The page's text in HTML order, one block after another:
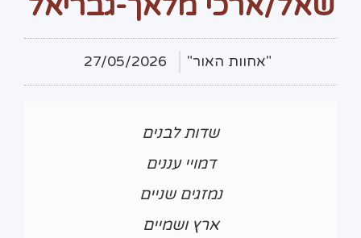
"אחוות האור" 27/05/2026
שדות לבנים
דמויי עננים
נמזגים שניים
ארץ ושמיים